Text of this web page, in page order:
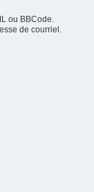
ou BBCode.
de courriel.